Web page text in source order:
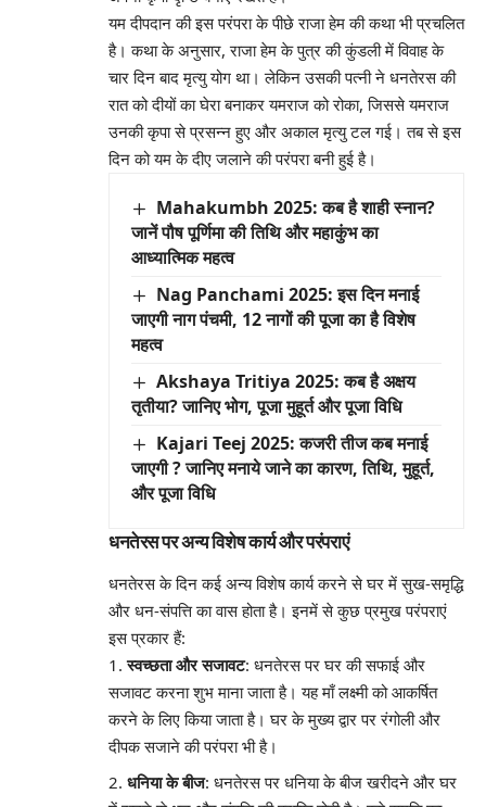
यम दीपदान की इस परंपरा के पीछे राजा हेम की कथा भी प्रचलित
है। कथा के अनुसार, राजा हेम के पुत्र की कुंडली में विवाह के
चार दिन बाद मृत्यु योग था। लेकिन उसकी पत्नी ने धनतेरस की
रात को दीयों का घेरा बनाकर यमराज को रोका, जिससे यमराज
उनकी कृपा से प्रसन्न हुए और अकाल मृत्यु टल गई। तब से इस
दिन को यम के दीए जलाने की परंपरा बनी हुई है।
Mahakumbh 2025: कब है शाही स्नान?
जानें पौष पूर्णिमा की तिथि और महाकुंभ का
आध्यात्मिक महत्व
Nag Panchami 2025: इस दिन मनाई
जाएगी नाग पंचमी, 12 नागों की पूजा का है विशेष
महत्व
Akshaya Tritiya 2025: कब है अक्षय
तृतीया? जानिए भोग, पूजा मुहूर्त और पूजा विधि
Kajari Teej 2025: कजरी तीज कब मनाई
जाएगी ? जानिए मनाये जाने का कारण, तिथि, मुहूर्त,
और पूजा विधि
धनतेरस पर अन्य विशेष कार्य और परंपराएं
धनतेरस के दिन कई अन्य विशेष कार्य करने से घर में सुख-समृद्धि
और धन-संपत्ति का वास होता है। इनमें से कुछ प्रमुख परंपराएं
इस प्रकार हैं:
स्वच्छता और सजावट: धनतेरस पर घर की सफाई और
सजावट करना शुभ माना जाता है। यह माँ लक्ष्मी को आकर्षित
करने के लिए किया जाता है। घर के मुख्य द्वार पर रंगोली और
दीपक सजाने की परंपरा भी है।
धनिया के बीज: धनतेरस पर धनिया के बीज खरीदने और घर